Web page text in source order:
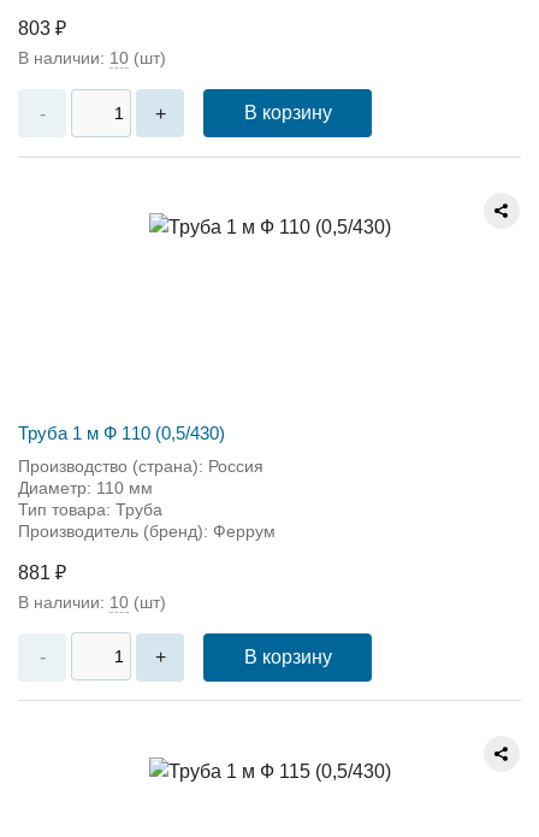
803 ₽
В наличии: 10 (шт)
- + В корзину
Труба 1 м Ф 110 (0,5/430)
Производство (страна): Россия
Диаметр: 110 мм
Тип товара: Труба
Производитель (бренд): Феррум
881 ₽
В наличии: 10 (шт)
- + В корзину